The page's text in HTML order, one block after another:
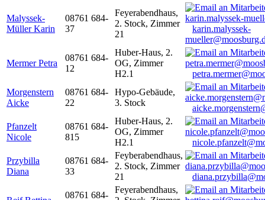
Malyssek-
Müller Karin
08761 684-
37
Feyerabendhaus,
2. Stock, Zimmer
21
karin.malyssek-
Mermer Petra
08761 684-
12
Huber-Haus, 2.
OG, Zimmer
H2.1
Morgenstern
Aicke
08761 684-
22
Hypo-Gebäude,
3. Stock
Pfanzelt
Nicole
08761 684-
815
Huber-Haus, 2.
OG, Zimmer
H2.1
Przybilla
Diana
08761 684-
33
Feyberabendhaus,
2. Stock, Zimmer
21
08761 684-
Feyerabendhaus,